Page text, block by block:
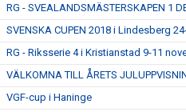
RG - SVEALANDSMÄSTERSKAPEN 1
SVENSKA CUPEN 2018 i Lindesberg
RG - Riksserie 4 i Kristianstad 9-11
VÄLKOMNA TILL ÅRETS
VGF-cup i Haninge